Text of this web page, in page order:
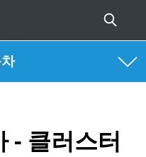
- 클러스터